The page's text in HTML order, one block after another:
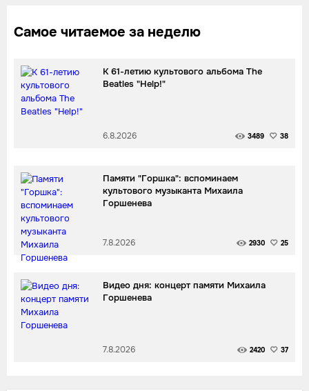
Самое читаемое за неделю
К 61-летию культового альбома The
Beatles "Help!"
6.8.2026 3489 38
Памяти "Горшка": вспоминаем
культового музыканта Михаила
Горшенева
7.8.2026 2930 25
Видео дня: концерт памяти Михаила
Горшенева
7.8.2026 2420 37